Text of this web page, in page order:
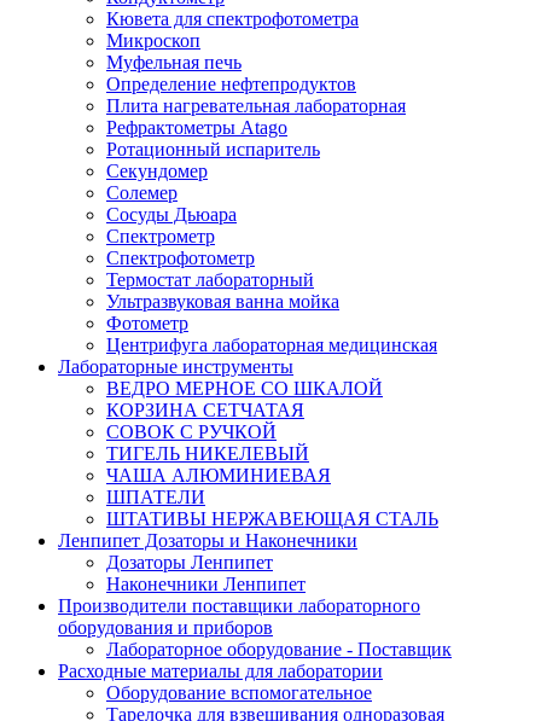
Кювета для спектрофотометра
Микроскоп
Муфельная печь
Определение нефтепродуктов
Плита нагревательная лабораторная
Рефрактометры Atago
Ротационный испаритель
Секундомер
Солемер
Сосуды Дьюара
Спектрометр
Спектрофотометр
Термостат лабораторный
Ультразвуковая ванна мойка
Фотометр
Центрифуга лабораторная медицинская
Лабораторные инструменты
ВЕДРО МЕРНОЕ СО ШКАЛОЙ
КОРЗИНА СЕТЧАТАЯ
СОВОК С РУЧКОЙ
ТИГЕЛЬ НИКЕЛЕВЫЙ
ЧАША АЛЮМИНИЕВАЯ
ШПАТЕЛИ
ШТАТИВЫ НЕРЖАВЕЮЩАЯ СТАЛЬ
Ленпипет Дозаторы и Наконечники
Дозаторы Ленпипет
Наконечники Ленпипет
Производители поставщики лабораторного
оборудования и приборов
Лабораторное оборудование - Поставщик
Расходные материалы для лаборатории
Оборудование вспомогательное
Тарелочка для взвешивания одноразовая